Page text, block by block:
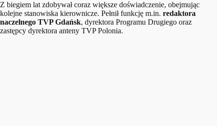
Z biegiem lat zdobywał coraz większe doświadczenie, obejmując
kolejne stanowiska kierownicze. Pełnił funkcję m.in. redaktora
naczelnego TVP Gdańsk, dyrektora Programu Drugiego oraz
zastępcy dyrektora anteny TVP Polonia.